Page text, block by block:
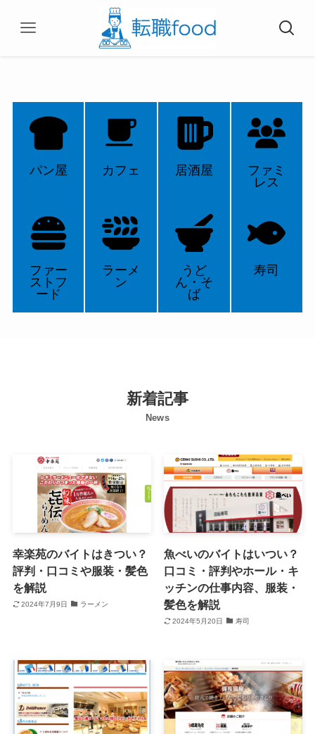
パン屋 カフェ 居酒屋
ファミ
レス
ファー
ストフ
ード
ラーメ
ン
うど
ん・そ
ば
寿司
新着記事
News
幸楽苑のバイトはきつい？
評判・口コミや服装・髪色
を解説
2024年7月9日 ラーメン
魚べいのバイトはいつい？
口コミ・評判やホール・キ
ッチンの仕事内容、服装・
髪色を解説
2024年5月20日 寿司